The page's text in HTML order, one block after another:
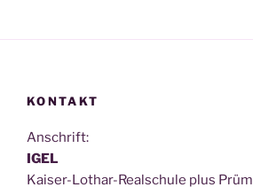
KONTAKT
Anschrift:
IGEL
Kai­ser-Lothar-Real­schu­le plus Prüm